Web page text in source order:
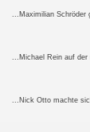
...Maximilian Schröder
...Michael Rein auf der
...Nick Otto machte